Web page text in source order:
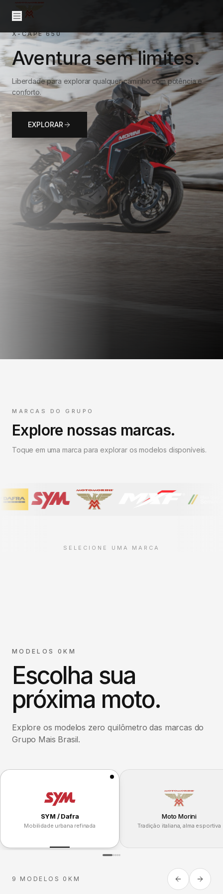
SYM ADX TG 150
Atitude urbana com
alma aventureira.
Aventure-se todos os dias com estilo, força e tecnologia.
EXPLORAR
02
MARCAS DO GRUPO
Explore nossas marcas.
Toque em uma marca para explorar os modelos disponíveis.
SELECIONE UMA MARCA
MODELOS 0KM
Escolha sua
próxima moto.
Explore os modelos zero quilômetro das marcas do
Grupo Mais Brasil.
SYM / Dafra
Mobilidade urbana refinada
Moto Morini
Tradição italiana, alma esportiva
9 MODELOS 0KM